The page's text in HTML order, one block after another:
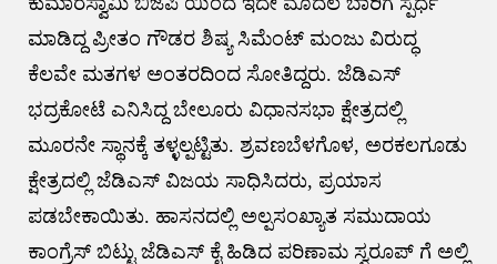
ಮಾಡಿದ್ದ ಪ್ರೀತಂ ಗೌಡರ ಶಿಷ್ಯ ಸಿಮೆಂಟ್ ಮಂಜು ವಿರುದ್ಧ
ಕೆಲವೇ ಮತಗಳ ಅಂತರದಿಂದ ಸೋತಿದ್ದರು. ಜೆಡಿಎಸ್
ಭದ್ರಕೋಟೆ ಎನಿಸಿದ್ದ ಬೇಲೂರು ವಿಧಾನಸಭಾ ಕ್ಷೇತ್ರದಲ್ಲಿ
ಮೂರನೇ ಸ್ಥಾನಕ್ಕೆ ತಳ್ಳಲ್ಪಟ್ಟಿತು. ಶ್ರವಣಬೆಳಗೊಳ, ಅರಕಲಗೂಡು
ಕ್ಷೇತ್ರದಲ್ಲಿ ಜೆಡಿಎಸ್ ವಿಜಯ ಸಾಧಿಸಿದರು, ಪ್ರಯಾಸ
ಪಡಬೇಕಾಯಿತು. ಹಾಸನದಲ್ಲಿ ಅಲ್ಪಸಂಖ್ಯಾತ ಸಮುದಾಯ
ಕಾಂಗ್ರೆಸ್ ಬಿಟ್ಟು ಜೆಡಿಎಸ್ ಕೈ ಹಿಡಿದ ಪರಿಣಾಮ ಸ್ವರೂಪ್ ಗೆ ಅಲ್ಲಿ